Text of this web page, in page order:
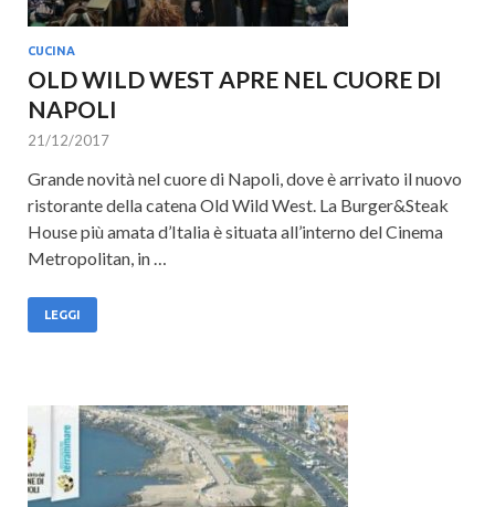
CUCINA
OLD WILD WEST APRE NEL CUORE DI
NAPOLI
21/12/2017
Grande novità nel cuore di Napoli, dove è arrivato il nuovo
ristorante della catena Old Wild West. La Burger&Steak
House più amata d’Italia è situata all’interno del Cinema
Metropolitan, in …
LEGGI